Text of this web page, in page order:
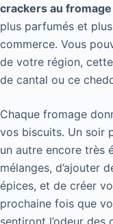
crackers au
plus parfumés et
commerce. Vous
de votre région,
de cantal ou ce
Chaque fromage
vos biscuits. Un soir
un autre encore très
mélanges, d’ajouter
épices, et de créer
prochaine fois que
sentiront l’odeur